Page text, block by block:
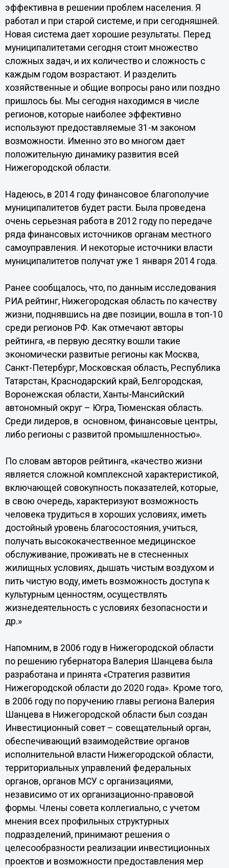
эффективна в решении проблем населения. Я
работал и при старой системе, и при сегодняшней.
Новая система дает хорошие результаты. Перед
муниципалитетами сегодня стоит множество
сложных задач, и их количество и сложность с
каждым годом возрастают. И разделить
хозяйственные и общие вопросы рано или поздно
пришлось бы. Мы сегодня находимся в числе
регионов, которые наиболее эффективно
используют предоставляемые 31-м законом
возможности. Именно это во многом дает
положительную динамику развития всей
Нижегородской области.
Надеюсь, в 2014 году финансовое благополучие
муниципалитетов будет расти. Была проведена
очень серьезная работа в 2012 году по передаче
ряда финансовых источников органам местного
самоуправления. И некоторые источники власти
муниципалитетов получат уже 1 января 2014 года.
Ранее сообщалось, что, по данным исследования
РИА рейтинг, Нижегородская область по качеству
жизни, поднявшись на две позиции, вошла в топ-10
среди регионов РФ. Как отмечают авторы
рейтинга, «в первую десятку вошли такие
экономически развитые регионы как Москва,
Санкт-Петербург, Московская область, Республика
Татарстан, Краснодарский край, Белгородская,
Воронежская области, Ханты-Мансийский
автономный округ – Югра, Тюменская область.
Среди лидеров, в основном, финансовые центры,
либо регионы с развитой промышленностью».
По словам авторов рейтинга, «качество жизни
является сложной комплексной характеристикой,
включающей совокупность показателей, которые,
в свою очередь, характеризуют возможность
человека трудиться в хороших условиях, иметь
достойный уровень благосостояния, учиться,
получать высококачественное медицинское
обслуживание, проживать не в стесненных
жилищных условиях, дышать чистым воздухом и
пить чистую воду, иметь возможность доступа к
культурным ценностям, осуществлять
жизнедеятельность с условиях безопасности и
др.»
Напомним, в 2006 году в Нижегородской области
по решению губернатора Валерия Шанцева была
разработана и принята «Стратегия развития
Нижегородской области до 2020 года». Кроме того,
в 2006 году по поручению главы региона Валерия
Шанцева в Нижегородской области был создан
Инвестиционный совет – совещательный орган,
обеспечивающий взаимодействие органов
исполнительной власти Нижегородской области,
территориальных управлений федеральных
органов, органов МСУ с организациями,
независимо от их организационно-правовой
формы. Члены совета коллегиально, с учетом
мнения всех профильных структурных
подразделений, принимают решения о
целесообразности реализации инвестиционных
проектов и возможности предоставления мер